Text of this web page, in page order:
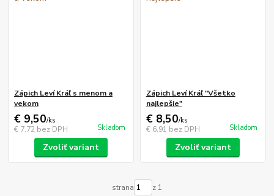
Zápich Leví Kráľ s menom a
vekom
€ 9,50/ks
€ 7,72 bez DPH Skladom
Zvoliť variant
Zápich Leví Kráľ "Všetko
najlepšie"
€ 8,50/ks
€ 6,91 bez DPH Skladom
Zvoliť variant
strana z 1